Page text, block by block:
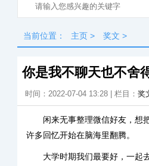
当前位置： 主页 > 奖文 >
你是我不聊天也不舍
时间：2022-07-04 13:28 | 栏目： 奖
闲来无事整理微信好友，想
许多回忆开始在脑海里翻腾。
大学时期我们最要好，一起